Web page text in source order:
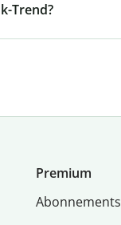
Trend?
Premium
Abon­ne­ments